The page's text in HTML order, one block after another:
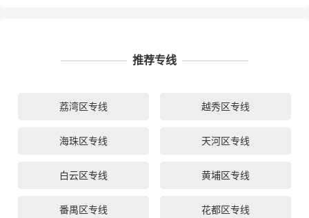
推荐专线
荔湾区专线 越秀区专线
海珠区专线 天河区专线
白云区专线 黄埔区专线
番禺区专线 花都区专线